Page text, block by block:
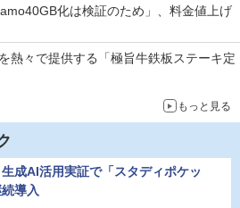
化は検証のため」、料金値上げ
熱々で提供する「極旨牛鉄板ステーキ定
もっと見る
成AI活用実証で「スタディポケッ
導入